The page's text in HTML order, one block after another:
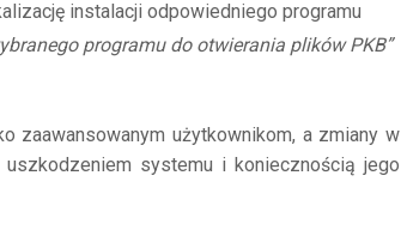
instalacji odpowiedniego programu
programu do otwierania plików PKB”
zaawansowanym użytkownikom, a zmiany w
systemu i koniecznością jego